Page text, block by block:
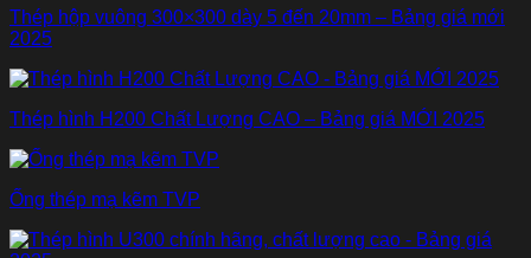
Thép hộp vuông 300×300 dày 5 đến 20mm – Bảng giá mới
2025
Thép hình H200 Chất Lượng CAO – Bảng giá MỚI 2025
Ống thép mạ kẽm TVP